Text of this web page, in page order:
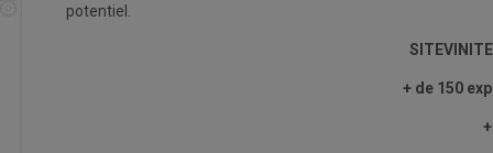
potentiel.
+ de 150